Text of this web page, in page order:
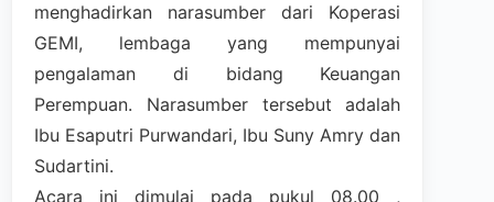
menghadirkan narasumber dari Koperasi
GEMI, lembaga yang mempunyai
pengalaman di bidang Keuangan
Perempuan. Narasumber tersebut adalah
Ibu Esaputri Purwandari, Ibu Suny Amry dan
Sudartini.
Acara ini dimulai pada pukul 08.00 ,